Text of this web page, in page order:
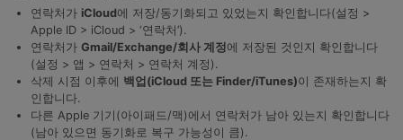
리소스 허브
3,000개 이상의 사용 가이드, 전문가 팁 및 최
신 모바일 소식을 확인하세요.
무료 다운로드 로그인
검색하기
연락처가 iCloud에 저장/동기화되고 있었는지 확인합니다(설정 >
Apple ID > iCloud > ‘연락처’).
연락처가 Gmail/Exchange/회사 계정에 저장된 것인지 확인합니다
(설정 > 앱 > 연락처 > 연락처 계정).
삭제 시점 이후에 백업(iCloud 또는 Finder/iTunes)이 존재하는지 확
인합니다.
다른 Apple 기기(아이패드/맥)에서 연락처가 남아 있는지 확인합니다
(남아 있으면 동기화로 복구 가능성이 큼).